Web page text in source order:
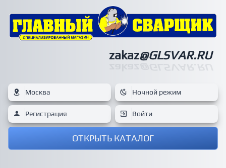
zakaz@GLSVAR.RU
Москва Ночной режим
Регистрация Войти
ОТКРЫТЬ КАТАЛОГ